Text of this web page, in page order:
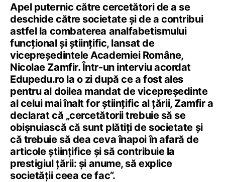
Apel puternic către cercetători de a se
deschide către societate și de a contribui
astfel la combaterea analfabetismului
funcțional și științific, lansat de
vicepreședintele Academiei Române,
Nicolae Zamfir. Într-un interviu acordat
Edupedu.ro la o zi după ce a fost ales
pentru al doilea mandat de vicepreședinte
al celui mai înalt for științific al țării, Zamfir a
declarat că „cercetătorii trebuie să se
obișnuiască că sunt plătiți de societate și
că trebuie să dea ceva înapoi în afară de
articole științifice și să contribuie la
prestigiul țării: și anume, să explice
societății ceea ce fac”.